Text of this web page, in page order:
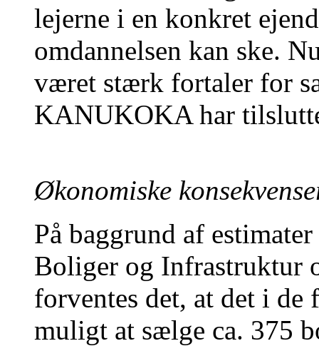
lejerne i en konkret
omdannelsen kan ske.
været stærk fortaler for
KANUKOKA har
Økonomiske
På baggrund af
Boliger og Infrastruktur
forventes det, at det i de
muligt at sælge ca. 375